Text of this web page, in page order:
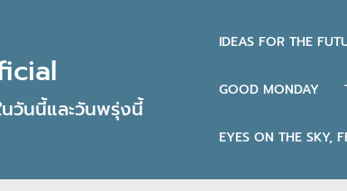
นวันนี้และวันพรุ่งนี้
IDEAS FOR THE
GOOD MONDAY
EYES ON THE SKY,